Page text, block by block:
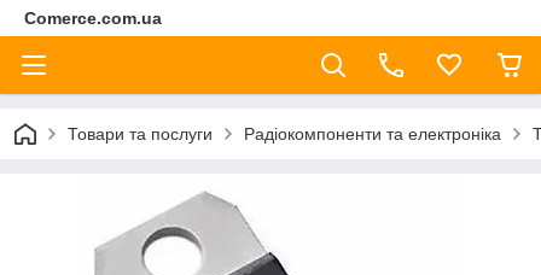
Comerce.com.ua
Товари та послуги Радіокомпоненти та електроніка